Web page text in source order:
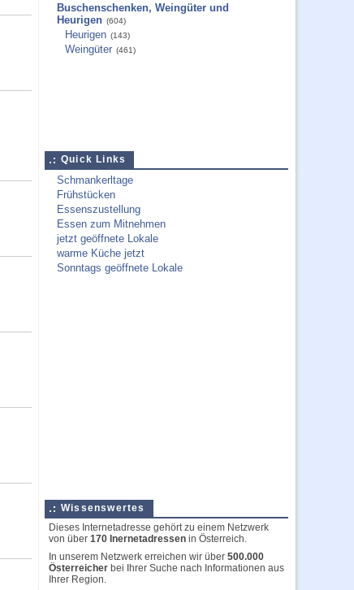
Buschenschenken, Weingüter und
Heurigen (604)
Heurigen (143)
Weingüter (461)
Quick Links
Schmankerltage
Frühstücken
Essenszustellung
Essen zum Mitnehmen
jetzt geöffnete Lokale
warme Küche jetzt
Sonntags geöffnete Lokale
Wissenswertes
Dieses Internetadresse gehört zu einem Netzwerk
von über 170 Inernetadressen in Österreich.
In unserem Netzwerk erreichen wir über 500.000
Österreicher bei Ihrer Suche nach Informationen aus
Ihrer Region.